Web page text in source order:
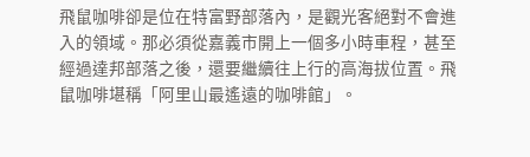
HARU 阿里山高山茶
HARU 玄米茶
飛鼠咖啡卻是位在特富野部落內，是觀光客絕對不會進
入的領域。那必須從嘉義市開上一個多小時車程，甚至
經過達邦部落之後，還要繼續往上行的高海拔位置。飛
鼠咖啡堪稱「阿里山最遙遠的咖啡館」。